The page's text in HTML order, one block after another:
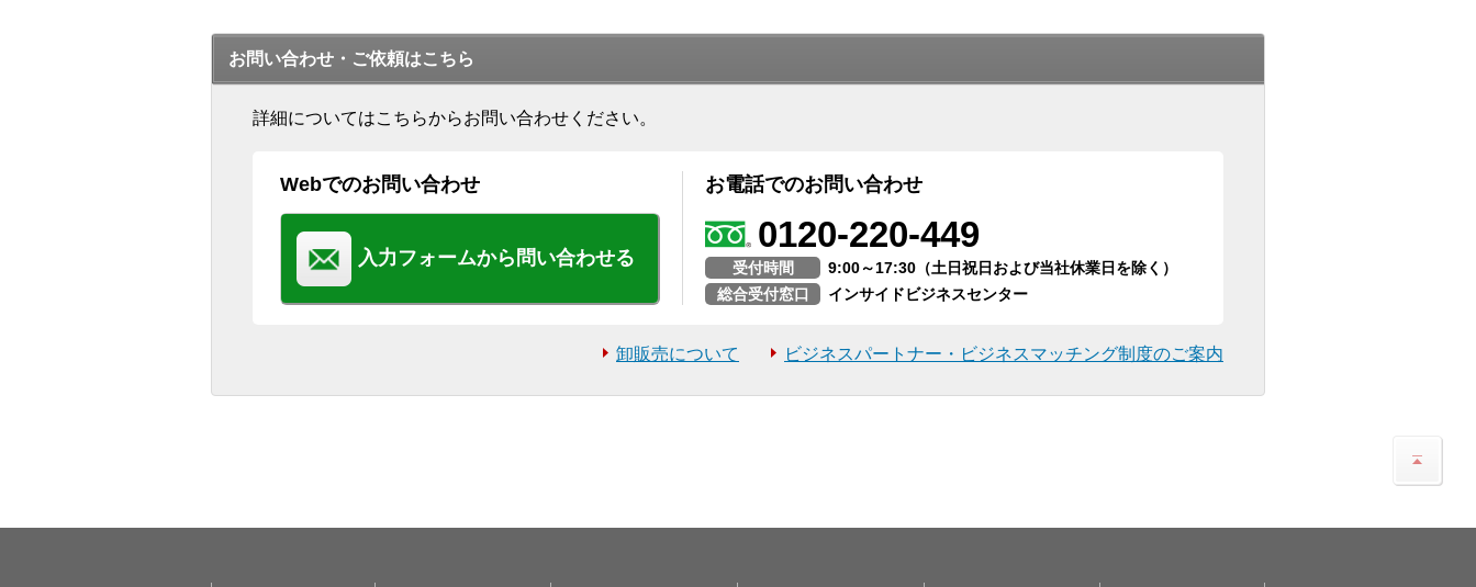
お問い合わせ・ご依頼はこちら
詳細についてはこちらからお問い合わせください。
Webでのお問い合わせ
入力フォームから問い合わせる
お電話でのお問い合わせ
0120-220-449
受付時間
9:00～17:30（土日祝日および当社休業日を除く）
総合受付窓口
インサイドビジネスセンター
卸販売について ビジネスパートナー・ビジネスマッチング制度のご案内